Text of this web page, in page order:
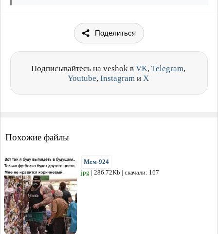
Поделиться
Подписывайтесь на veshok в VK, Telegram,
Youtube, Instagram и X
Похожие файлы
Мем-924
jpg | 286.72Kb | скачали: 167